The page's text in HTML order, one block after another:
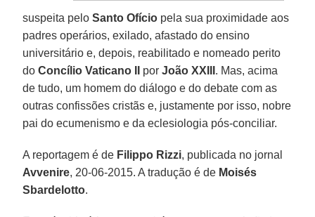
suspeita peloSanto Ofício pela sua proximidade aos
padres operários, exilado, afastado do ensino
universitário e, depois, reabilitado e nomeado perito
doConcílio Vaticano II porJoão XXIII . Mas, acima
de tudo, um homem do diálogo e do debate com as
outras confissões cristãs e, justamente por isso, nobre
pai do ecumenismo e da eclesiologia pós-conciliar.
A reportagem é de Filippo Rizzi, publicada no jornal
Avvenire, 20-06-2015. A tradução é de Moisés
Sbardelotto.